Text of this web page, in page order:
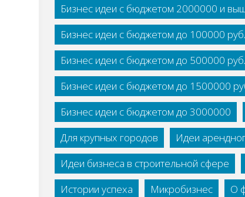
Бизнес идеи с бюджетом 2000000 и
Бизнес идеи с бюджетом до 100000
Бизнес идеи с бюджетом до 500000
Бизнес идеи с бюджетом до 1500000
Бизнес идеи с бюджетом до 3000000
Для крупных городов
Идеи
Идеи бизнеса в строительной сфере
Истории успеха
Микробизнес О